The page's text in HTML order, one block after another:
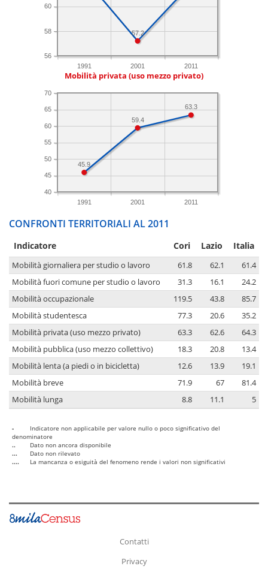
1991 2001 2011
56
58
60
57.2
Mobilità privata (uso mezzo privato)
1991 2001 2011
40
45
50
55
60
65
70
63.3
59.4
45.9
CONFRONTI TERRITORIALI AL 2011
Indicatore Cori Lazio Italia
Mobilità giornaliera per studio o lavoro 61.8 62.1
61.4
Mobilità fuori comune per studio o lavoro
31.3 16.1
24.2
Mobilità occupazionale
119.5 43.8
85.7
Mobilità studentesca
77.3 20.6
35.2
Mobilità privata (uso mezzo privato)
63.3 62.6
64.3
Mobilità pubblica (uso mezzo collettivo)
18.3 20.8
13.4
Mobilità lenta (a piedi o in bicicletta)
12.6 13.9
19.1
Mobilità breve
71.9 67
81.4
Mobilità lunga
8.8 11.1 5
-
Indicatore non applicabile per valore nullo o poco significativo del
denominatore
..
Dato non ancora disponibile
...
Dato non rilevato
....
La mancanza o esiguità del fenomeno rende i valori non significativi
Contatti
Privacy